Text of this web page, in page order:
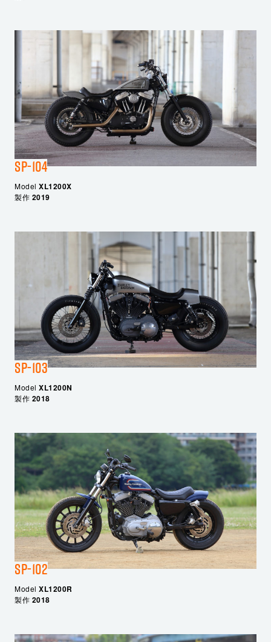
SP-104
Model XL1200X
製作 2019
SP-103
Model XL1200N
製作 2018
SP-102
Model XL1200R
製作 2018